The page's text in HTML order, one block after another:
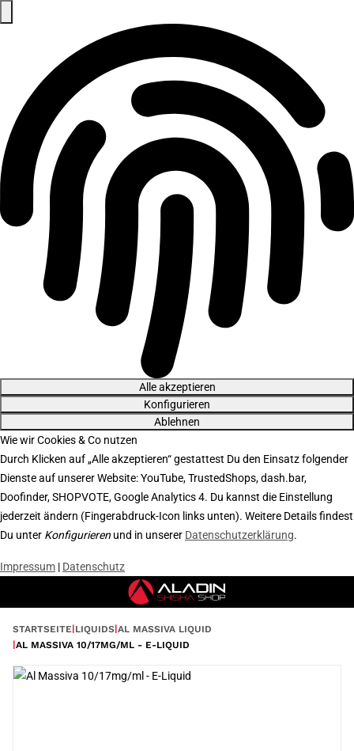
Alle akzeptieren
Konfigurieren
Ablehnen
Wie wir Cookies & Co nutzen
Durch Klicken auf „Alle akzeptieren“ gestattest Du den Einsatz folgender
Dienste auf unserer Website: YouTube, TrustedShops, dash.bar,
Doofinder, SHOPVOTE, Google Analytics 4. Du kannst die Einstellung
jederzeit ändern (Fingerabdruck-Icon links unten). Weitere Details findest
Du unter Konfigurieren und in unserer Datenschutzerklärung.
Impressum | Datenschutz
STARTSEITE LIQUIDS AL MASSIVA LIQUID
AL MASSIVA 10/17MG/ML - E-LIQUID